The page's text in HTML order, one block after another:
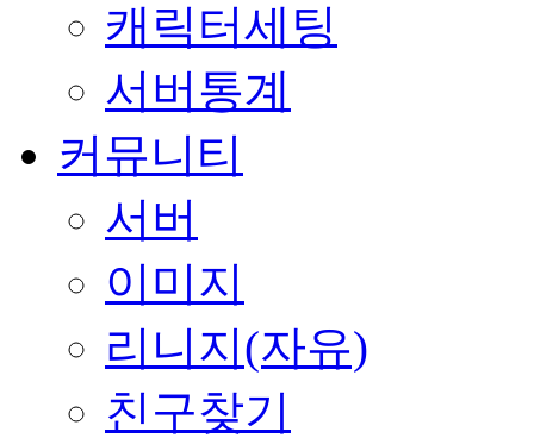
캐릭터세팅
서버통계
커뮤니티
서버
이미지
리니지(자유)
친구찾기